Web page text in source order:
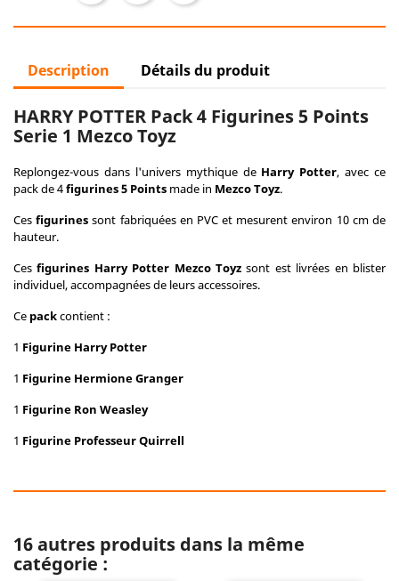
Description Détails du produit
HARRY POTTER Pack 4 Figurines 5 Points
Serie 1 Mezco Toyz
Replongez-vous dans l'univers mythique de Harry Potter, avec ce
pack de 4figurines5 Points made in Mezco Toyz.
Cesfigurines sont fabriquées en PVC et mesurent environ 10 cm de
hauteur.
Cesfigurines Harry Potter Mezco Toyz sont est livrées en blister
individuel, accompagnées de leurs accessoires.
Ce packcontient :
1 Figurine Harry Potter
1 Figurine Hermione Granger
1 Figurine Ron Weasley
1 Figurine Professeur Quirrell
16 autres produits dans la même
catégorie :